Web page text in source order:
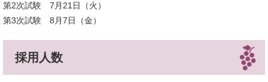
第2次試験 7月21日（火）
第3次試験 8月7日（金）
採用人数